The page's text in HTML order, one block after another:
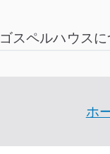
ゴスペルハウス
ホ